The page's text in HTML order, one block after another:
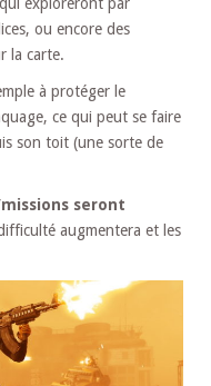
ou encore des
la carte.
à protéger le
ce qui peut se faire
son toit (une sorte de
seront
augmentera et les